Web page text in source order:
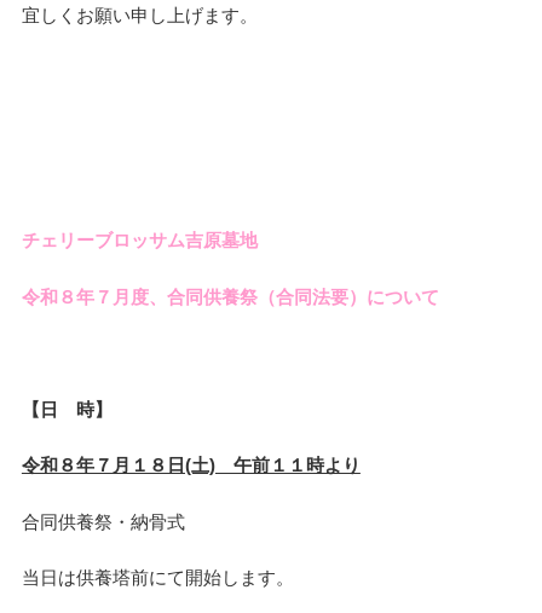
宜しくお願い申し上げます。
チェリーブロッサム吉原墓地
令和８年７月度、合同供養祭（合同法要）について
【日 時】
令和８年７月１８日(土) 午前１１時より
合同供養祭・納骨式
当日は供養塔前にて開始します。